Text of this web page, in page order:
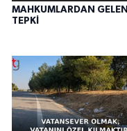
MAHKUMLARDAN GELEN
TEPKİ